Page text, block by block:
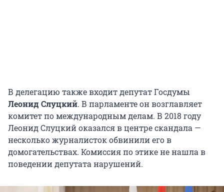
В делегацию также входит депутат Госдумы
Леонид Слуцкий. В парламенте он возглавляет
комитет по международным делам. В 2018 году
Леонид Слуцкий оказался в центре скандала —
несколько журналисток обвинили его в
домогательствах. Комиссия по этике не нашла в
поведении депутата нарушений.